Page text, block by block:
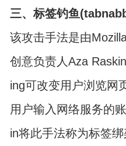
三、标签钓鱼
该攻击手法是由
创意负责人Aza
ing可改变用户浏览网
用户输入网络服务的
in将此手法称为标签